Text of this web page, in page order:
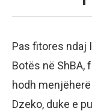
Pas fitores ndaj
Botës në ShBA,
hodh
Dzeko, duke e